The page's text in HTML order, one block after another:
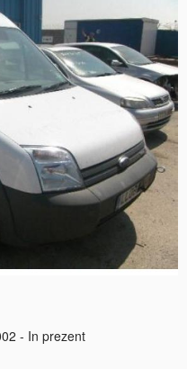
- In prezent